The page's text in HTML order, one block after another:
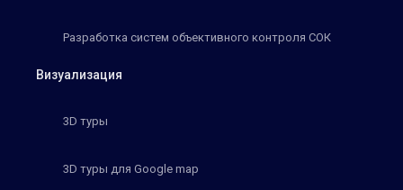
Разработка систем объективного контроля СОК
Визуализация
3D туры
3D туры для Google map